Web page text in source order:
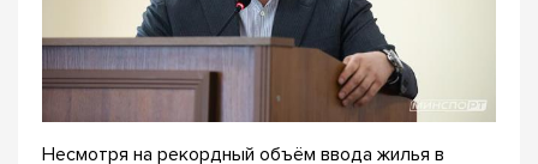
Несмотря на рекордный объём ввода жилья в